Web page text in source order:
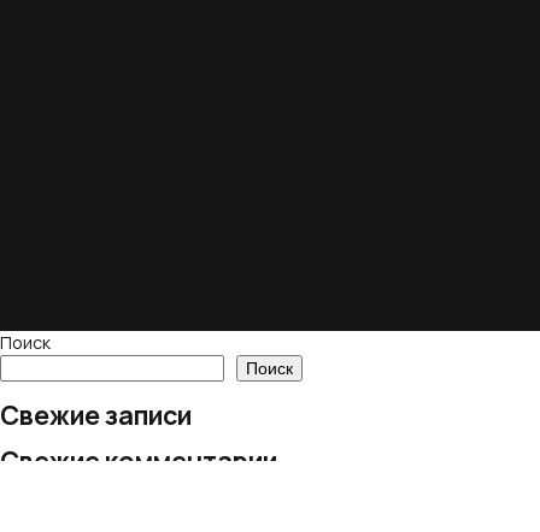
Поиск
Поиск
Свежие записи
Свежие комментарии